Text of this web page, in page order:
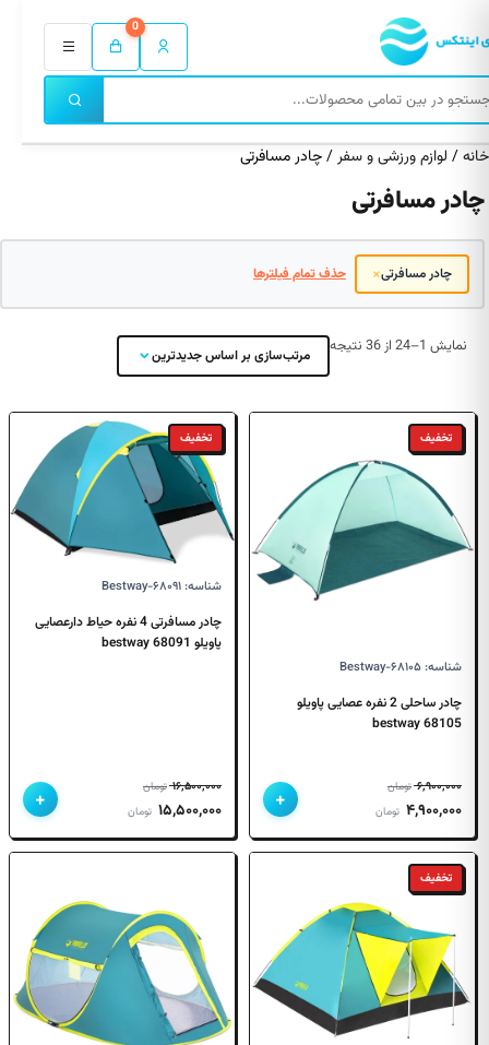
0
خانه/ لوازم ورزشی و سفر/ چادر مسافرتی
چادر مسافرتی
چادر مسافرتی× حذف تمام فیلترها
نمایش 1–24 از 36 نتیجه
مرتب‌سازی
بر
جدیدترین
مرتب‌سازی بر اساس جدیدترین
تخفیف
شناسه: Bestway-۶۸۱۰۵
چادر ساحلی 2 نفره عصایی پاویلو
68105 bestway
۶,۹۰۰,۰۰۰ تومان
قیمت
اصلی
۶,۹۰۰,۰۰۰ تومان
بود.
۴,۹۰۰,۰۰۰ تومانقیمت
فعلی
۴,۹۰۰,۰۰۰ تومان
+
تخفیف
شناسه: Bestway-۶۸۰۹۱
چادر مسافرتی 4 نفره حیاط دارعصایی
پاویلو bestway 68091
۱۶,۵۰۰,۰۰۰ تومان
قیمت
اصلی
۱۶,۵۰۰,۰۰۰ تومان
۱۵,۵۰۰,۰۰۰ تومانقیمت
فعلی
۱۵,۵۰۰,۰۰۰ تومان
+
تخفیف